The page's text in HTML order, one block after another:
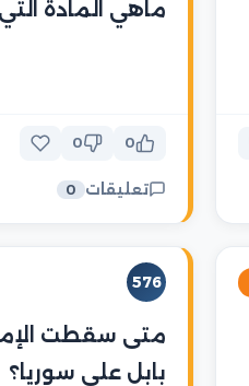
ماهي المادة
0
0
تعليقات 0
576
متى سقطت
بابل على سوريا؟